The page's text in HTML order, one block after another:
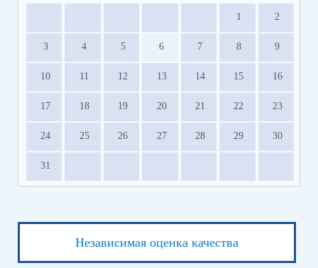
1 2
3 4 5 6 7 8 9
10 11 12 13 14 15 16
17 18 19 20 21 22 23
24 25 26 27 28 29 30
31
Независимая оценка качества